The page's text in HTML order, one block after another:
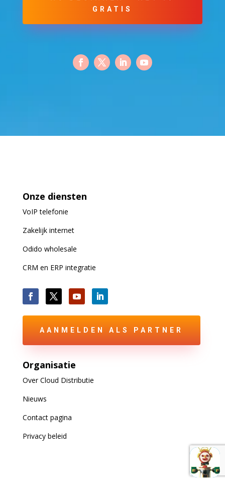
GRATIS
Onze diensten
VoIPtelefonie
Zakelijk internet
Odido wholesale
CRM en ERP integratie
AANMELDEN ALS PARTNER
Organisatie
Over Cloud Distributie
Nieuws
Contact pagina
Privacy beleid